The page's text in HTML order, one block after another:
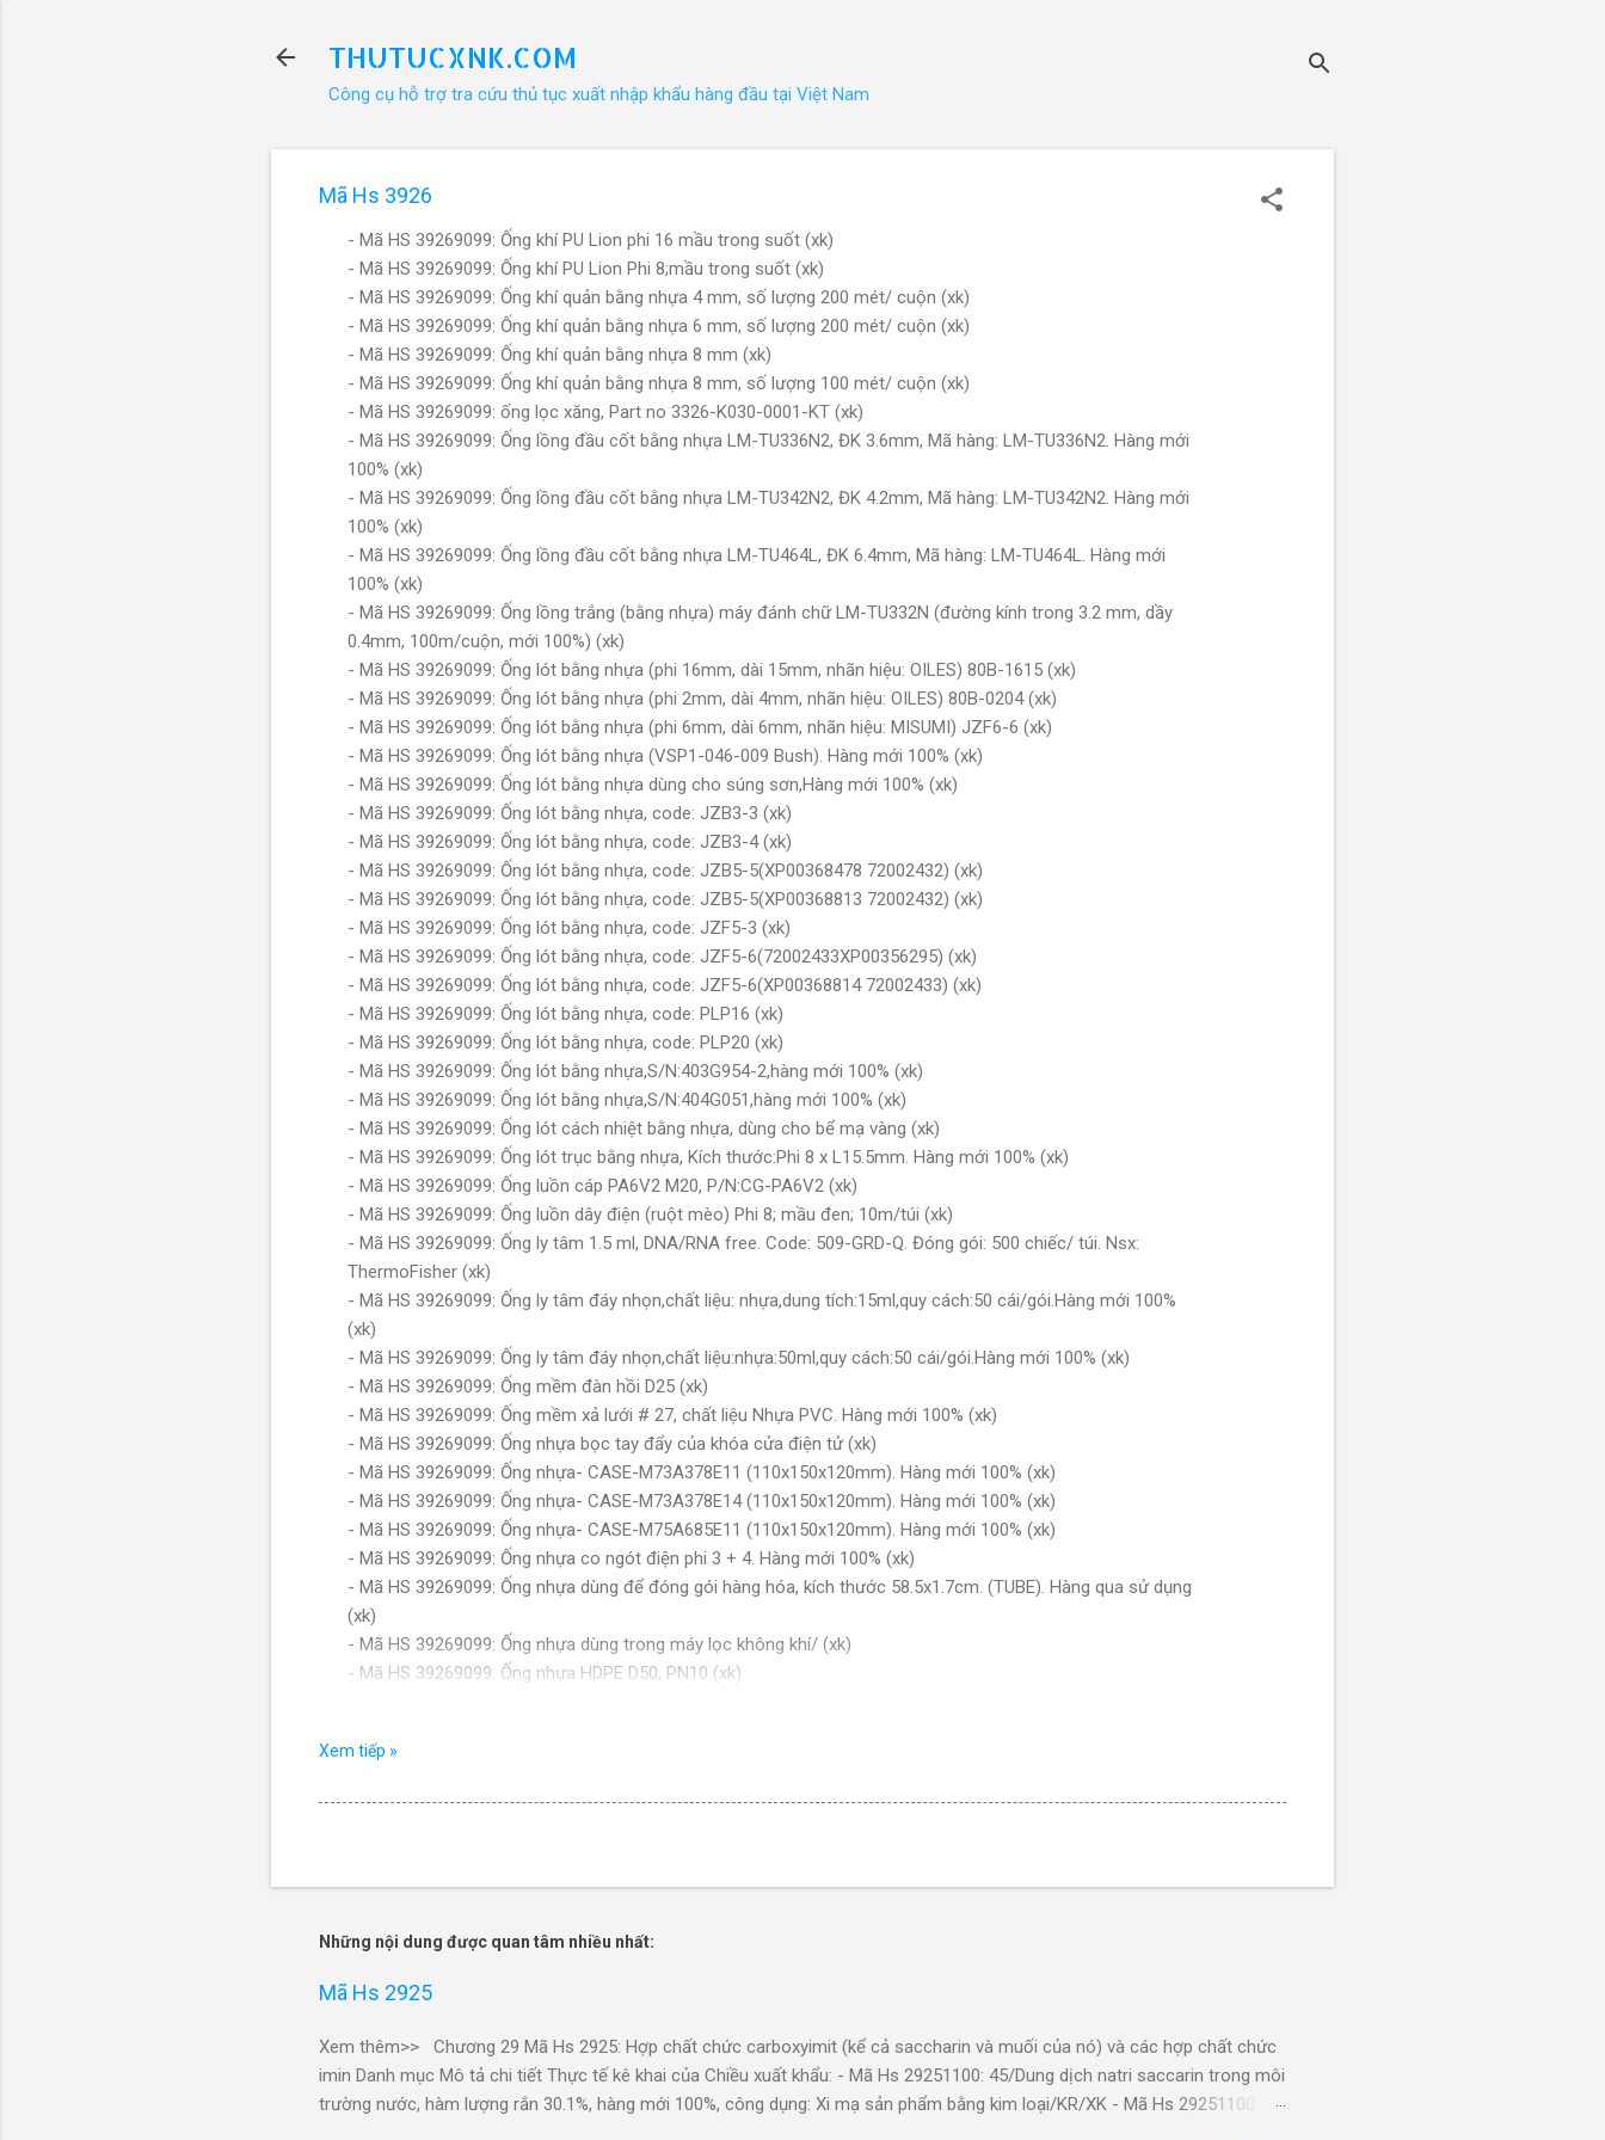
THUTUCXNK.COM
Công cụ hỗ trợ tra cứu thủ tục xuất nhập khẩu hàng đầu tại Việt Nam
Mã Hs 3926
- Mã HS 39269099: Ống khí PU Lion phi 16 mầu trong suốt (xk)
- Mã HS 39269099: Ống khí PU Lion Phi 8;mầu trong suốt (xk)
- Mã HS 39269099: Ống khí quản bằng nhựa 4 mm, số lượng 200 mét/ cuộn (xk)
- Mã HS 39269099: Ống khí quản bằng nhựa 6 mm, số lượng 200 mét/ cuộn (xk)
- Mã HS 39269099: Ống khí quản bằng nhựa 8 mm (xk)
- Mã HS 39269099: Ống khí quản bằng nhựa 8 mm, số lượng 100 mét/ cuộn (xk)
- Mã HS 39269099: ống lọc xăng, Part no 3326-K030-0001-KT (xk)
- Mã HS 39269099: Ống lồng đầu cốt bằng nhựa LM-TU336N2, ĐK 3.6mm, Mã hàng: LM-TU336N2. Hàng mới
100% (xk)
- Mã HS 39269099: Ống lồng đầu cốt bằng nhựa LM-TU342N2, ĐK 4.2mm, Mã hàng: LM-TU342N2. Hàng mới
100% (xk)
- Mã HS 39269099: Ống lồng đầu cốt bằng nhựa LM-TU464L, ĐK 6.4mm, Mã hàng: LM-TU464L. Hàng mới
100% (xk)
- Mã HS 39269099: Ống lồng trắng (bằng nhựa) máy đánh chữ LM-TU332N (đường kính trong 3.2 mm, dầy
0.4mm, 100m/cuộn, mới 100%) (xk)
- Mã HS 39269099: Ống lót bằng nhựa (phi 16mm, dài 15mm, nhãn hiệu: OILES) 80B-1615 (xk)
- Mã HS 39269099: Ống lót bằng nhựa (phi 2mm, dài 4mm, nhãn hiệu: OILES) 80B-0204 (xk)
- Mã HS 39269099: Ống lót bằng nhựa (phi 6mm, dài 6mm, nhãn hiệu: MISUMI) JZF6-6 (xk)
- Mã HS 39269099: Ống lót bằng nhựa (VSP1-046-009 Bush). Hàng mới 100% (xk)
- Mã HS 39269099: Ống lót bằng nhựa dùng cho súng sơn,Hàng mới 100% (xk)
- Mã HS 39269099: Ống lót bằng nhựa, code: JZB3-3 (xk)
- Mã HS 39269099: Ống lót bằng nhựa, code: JZB3-4 (xk)
- Mã HS 39269099: Ống lót bằng nhựa, code: JZB5-5(XP00368478 72002432) (xk)
- Mã HS 39269099: Ống lót bằng nhựa, code: JZB5-5(XP00368813 72002432) (xk)
- Mã HS 39269099: Ống lót bằng nhựa, code: JZF5-3 (xk)
- Mã HS 39269099: Ống lót bằng nhựa, code: JZF5-6(72002433XP00356295) (xk)
- Mã HS 39269099: Ống lót bằng nhựa, code: JZF5-6(XP00368814 72002433) (xk)
- Mã HS 39269099: Ống lót bằng nhựa, code: PLP16 (xk)
- Mã HS 39269099: Ống lót bằng nhựa, code: PLP20 (xk)
- Mã HS 39269099: Ống lót bằng nhựa,S/N:403G954-2,hàng mới 100% (xk)
- Mã HS 39269099: Ống lót bằng nhựa,S/N:404G051,hàng mới 100% (xk)
- Mã HS 39269099: Ống lót cách nhiệt bằng nhựa, dùng cho bể mạ vàng (xk)
- Mã HS 39269099: Ống lót trục bằng nhựa, Kích thước:Phi 8 x L15.5mm. Hàng mới 100% (xk)
- Mã HS 39269099: Ống luồn cáp PA6V2 M20, P/N:CG-PA6V2 (xk)
- Mã HS 39269099: Ống luồn dây điện (ruột mèo) Phi 8; mầu đen; 10m/túi (xk)
- Mã HS 39269099: Ống ly tâm 1.5 ml, DNA/RNA free. Code: 509-GRD-Q. Đóng gói: 500 chiếc/ túi. Nsx:
ThermoFisher (xk)
- Mã HS 39269099: Ống ly tâm đáy nhọn,chất liệu: nhựa,dung tích:15ml,quy cách:50 cái/gói.Hàng mới 100%
(xk)
- Mã HS 39269099: Ống ly tâm đáy nhọn,chất liệu:nhựa:50ml,quy cách:50 cái/gói.Hàng mới 100% (xk)
- Mã HS 39269099: Ống mềm đàn hồi D25 (xk)
- Mã HS 39269099: Ống mềm xả lưới # 27, chất liệu Nhựa PVC. Hàng mới 100% (xk)
- Mã HS 39269099: Ống nhựa bọc tay đẩy của khóa cửa điện tử (xk)
- Mã HS 39269099: Ống nhựa- CASE-M73A378E11 (110x150x120mm). Hàng mới 100% (xk)
- Mã HS 39269099: Ống nhựa- CASE-M73A378E14 (110x150x120mm). Hàng mới 100% (xk)
- Mã HS 39269099: Ống nhựa- CASE-M75A685E11 (110x150x120mm). Hàng mới 100% (xk)
- Mã HS 39269099: Ống nhựa co ngót điện phi 3 + 4. Hàng mới 100% (xk)
- Mã HS 39269099: Ống nhựa dùng để đóng gói hàng hóa, kích thước 58.5x1.7cm. (TUBE). Hàng qua sử dụng
(xk)
- Mã HS 39269099: Ống nhựa dùng trong máy lọc không khí/ (xk)
- Mã HS 39269099: Ống nhựa HDPE D50, PN10 (xk)
100% (xk)
- Mã HS 39269099: ống nhựa/ (xk)
- Mã HS 39269099: Ống nối hình T (tê đều) (vật liệu PVC, loại 1''25A), mới 100% (xk)
- Mã HS 39269099: Ống nước thải thun (ống ghen mềm SP 25). Hàng mới 100% (xk)
- Mã HS 39269099: Ống PCR nắp phẳng trong suốt. Code: PCR-02-C. Đóng gói: 1.000 pcs/túi. Nsx: Corning
(xk)
Xem tiếp »
Những nội dung được quan tâm nhiều nhất:
Mã Hs 2925
Xem thêm>> Chương 29 Mã Hs 2925: Hợp chất chức carboxyimit (kể cả saccharin và muối của nó) và các hợp chất chức
imin Danh mục Mô tả chi tiết Thực tế kê khai của Chiều xuất khẩu: - Mã Hs 29251100: 45/Dung dịch natri saccarin trong môi
trường nước, hàm lượng rắn 30.1%, hàng mới 100%, công dụng: Xi mạ sản phẩm bằng kim loại/KR/XK - Mã Hs 29251100: